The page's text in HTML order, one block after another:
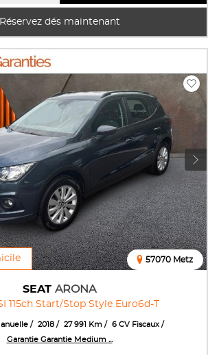
Réservez dés maintenant
SEAT ARONA
115ch Start/Stop Style Euro6d-T
57070 Metz
2018 27 991 Km
6 CV Fiscaux
Garantie Garantie Medium ...